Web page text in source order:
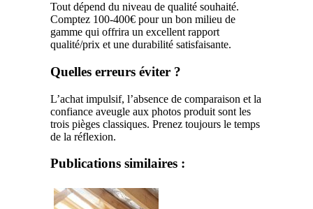
Tout dépend du niveau de qualité souhaité.
Comptez 100-400€ pour un bon milieu de
gamme qui offrira un excellent rapport
qualité/prix et une durabilité satisfaisante.
Quelles erreurs éviter ?
L’achat impulsif, l’absence de comparaison et la
confiance aveugle aux photos produit sont les
trois pièges classiques. Prenez toujours le temps
de la réflexion.
Publications similaires :